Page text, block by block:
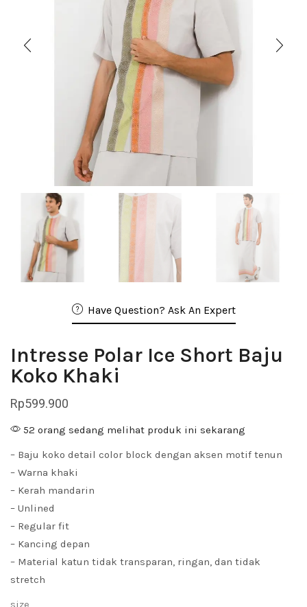
Have Question? Ask An Expert
Intresse Polar Ice Short Baju
Koko Khaki
Rp599.900
52 orang sedang melihat produk ini sekarang
– Baju koko detail color block dengan aksen motif tenun
– Warna khaki
– Kerah mandarin
– Unlined
– Regular fit
– Kancing depan
– Material katun tidak transparan, ringan, dan tidak
stretch
size